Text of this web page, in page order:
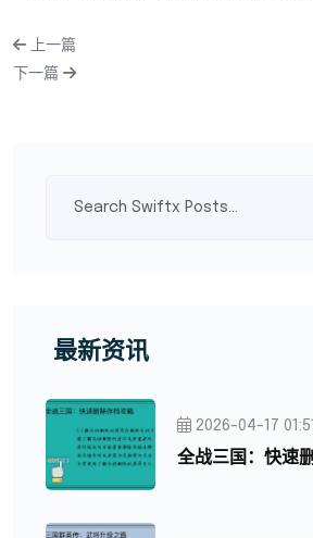
上一篇
下一篇
最新资讯
2026-04-17
全战三国：快速